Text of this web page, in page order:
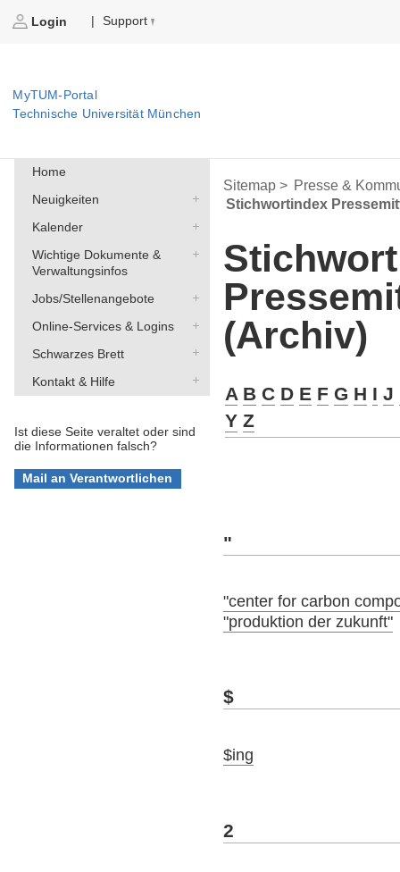
Login | Support
MyTUM-Portal
Technische Universität München
Home
Neuigkeiten
Kalender
Wichtige Dokumente &
Verwaltungsinfos
Jobs/Stellenangebote
Online-Services & Logins
Schwarzes Brett
Kontakt & Hilfe
Ist diese Seite veraltet oder sind
die Informationen falsch?
Sitemap > Presse &
Stichwortindex
(Archiv)
A B C D E F G H I J
Y Z
"
"center for carbon
"produktion der zukunft"
$
$ing
2